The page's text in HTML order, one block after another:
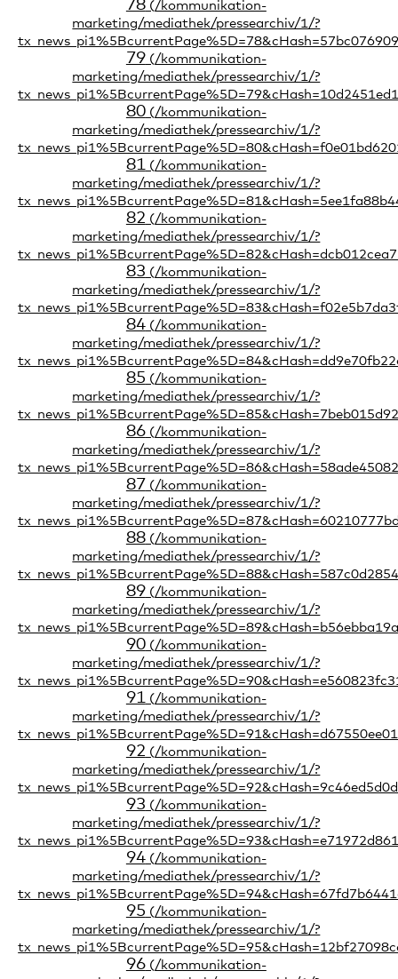
78
79
80
81
82
83
84
85
86
87
88
89
90
91
92
93
94
95
96